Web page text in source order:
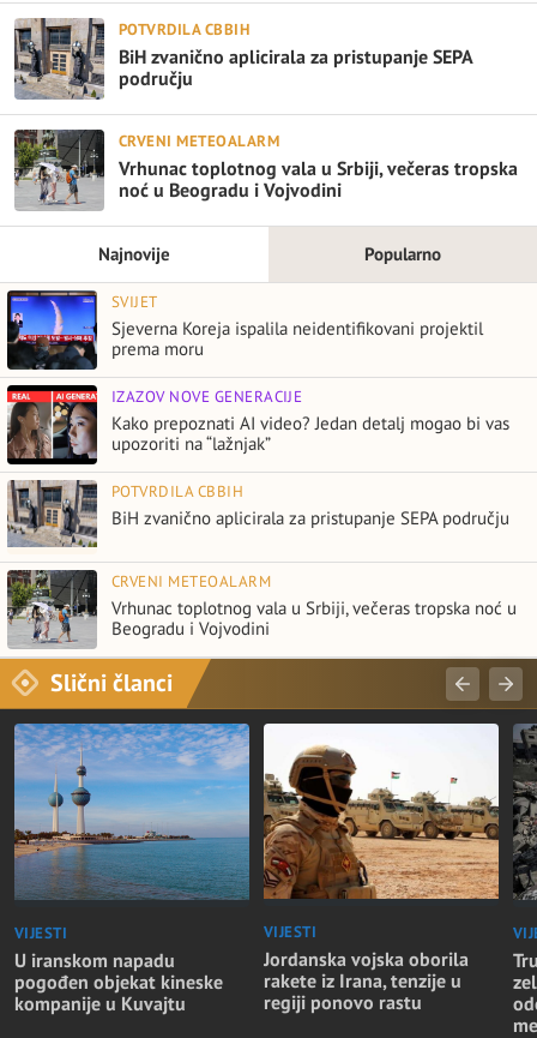
POTVRDILA CBBIH
BiH zvanično aplicirala za pristupanje SEPA
području
CRVENI METEOALARM
Vrhunac toplotnog vala u Srbiji, večeras tropska
noć u Beogradu i Vojvodini
Najnovije Popularno
SVIJET
Sjeverna Koreja ispalila neidentifikovani projektil
prema moru
IZAZOV NOVE GENERACIJE
Kako prepoznati AI video? Jedan detalj mogao bi vas
upozoriti na “lažnjak”
POTVRDILA CBBIH
BiH zvanično aplicirala za pristupanje SEPA području
CRVENI METEOALARM
Vrhunac toplotnog vala u Srbiji, večeras tropska noć u
Beogradu i Vojvodini
Slični članci
VIJESTI
U iranskom napadu
pogođen objekat kineske
kompanije u Kuvajtu
VIJESTI
Jordanska vojska oborila
rakete iz Irana, tenzije u
regiji ponovo rastu